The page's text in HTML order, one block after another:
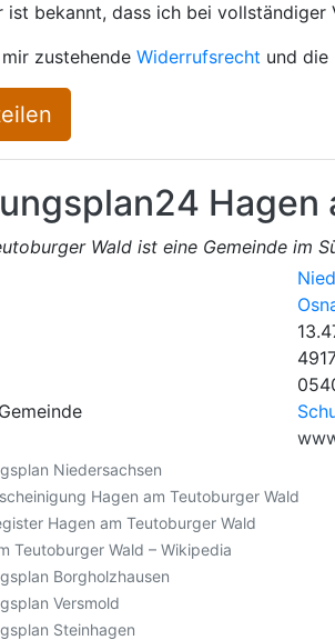
ist bekannt, dass ich bei
zustehende Widerrufsrecht und die
Hagen
Wald ist eine Gemeinde im
Niedersachsen
Hagen am Teutoburger Wald
Hagen am Teutoburger Wald
Teutoburger Wald – Wikipedia
Borgholzhausen
Versmold
Steinhagen